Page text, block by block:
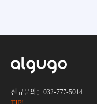
신규문의：032-777-5014